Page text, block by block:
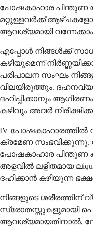
പോഷകാഹാര പിന്തുണ
മറ്റുള്ളവർക്ക്
ആവശ്യമായി
എപ്പോൾ നിങ്ങൾക്ക്
കഴിയുമെന്ന്
പരിപാലന സംഘം
വിലയിരുത്തും.
ദഹിപ്പിക്കാനും
കഴിവും അവർ
IV പോഷകാഹാരത്തിൽ
ക്രമേണ സംഭവിക്കുന്നു.
പോഷകാഹാര പിന്തുണ
അളവിൽ ലളിതമായ
ദഹിക്കാൻ കഴിയുന്ന
നിങ്ങളുടെ
സ്രോതസ്സുകളുമായി
ആവശ്യമായതിനാൽ,